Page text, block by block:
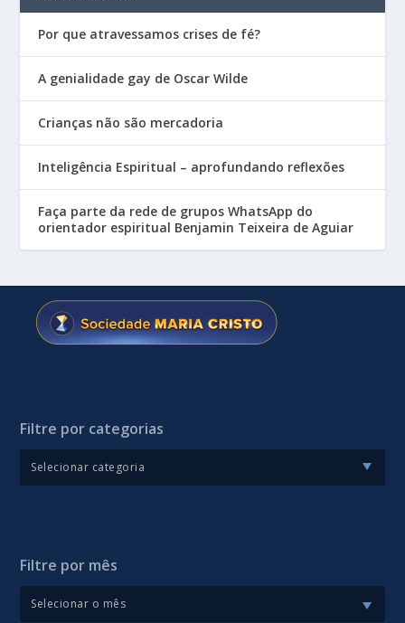
Por que atravessamos crises de fé?
A genialidade gay de Oscar Wilde
Crianças não são mercadoria
Inteligência Espiritual – aprofundando reflexões
Faça parte da rede de grupos WhatsApp do
orientador espiritual Benjamin Teixeira de Aguiar
Filtre por categorias
Filtre por mês